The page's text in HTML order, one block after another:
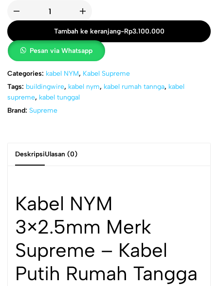
Tambah ke keranjang-Rp3.100.000
Pesan via Whatsapp
Categories: kabel NYM, Kabel Supreme
Tags: buildingwire, kabel nym, kabel rumah tannga, kabel
supreme, kabel tunggal
Brand: Supreme
DeskripsiUlasan (0)
Kabel NYM
3×2.5mm Merk
Supreme – Kabel
Putih Rumah Tangga